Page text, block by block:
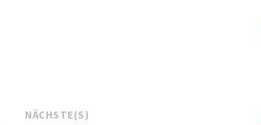
NÄCHSTE(S)